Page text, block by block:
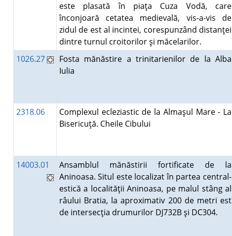
este plasată în piaţa Cuza Vodă, care
înconjoară cetatea medievală, vis-a-vis de
zidul de est al incintei, corespunzând distanţei
dintre turnul croitorilor şi măcelarilor.
1026.27
Fosta mănăstire a trinitarienilor de la Alba
Iulia
2318.06
Complexul ecleziastic de la Almaşul Mare - La
Bisericuţă. Cheile Cibului
14003.01
Ansamblul mănăstirii fortificate de la
Aninoasa. Situl este localizat în partea central-
estică a localităţii Aninoasa, pe malul stâng al
râului Bratia, la aproximativ 200 de metri est
de intersecţia drumurilor DJ732B şi DC304.